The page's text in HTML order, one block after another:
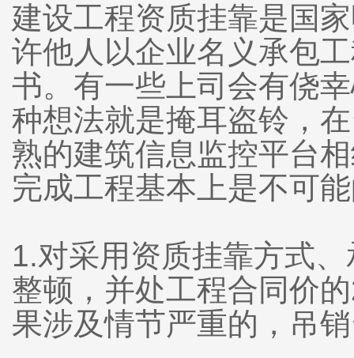
建设工程资质挂靠是国
许他人以企业名义承包
书。有一些上司会有侥
种想法就是掩耳盗铃，
熟的建筑信息监控平台
完成工程基本上是不可
1.对采用资质挂靠方式
整顿，并处工程合同价
果涉及情节严重的，吊